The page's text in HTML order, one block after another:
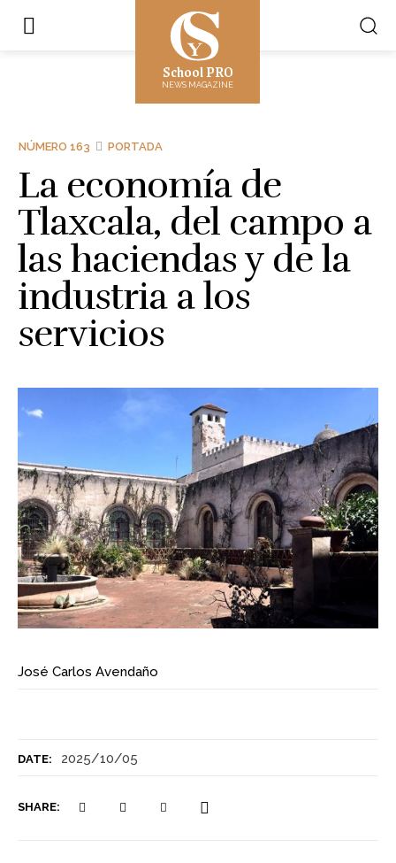
School PRO
NEWS MAGAZINE
DATE: 2025/10/05
SHARE:
NÚMERO 163 PORTADA
La economía de
Tlaxcala, del campo a
las haciendas y de la
industria a los
servicios
José Carlos Avendaño